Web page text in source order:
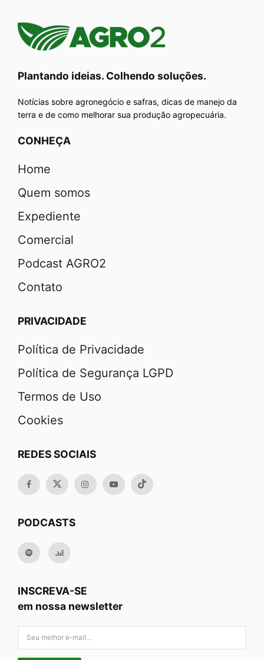
Plantando ideias. Colhendo soluções.
Notícias sobre agronegócio e safras, dicas de manejo da
terra e de como melhorar sua produção agropecuária.
CONHEÇA
Home
Quem somos
Expediente
Comercial
Podcast AGRO2
Contato
PRIVACIDADE
Política de Privacidade
Política de Segurança LGPD
Termos de Uso
Cookies
REDES SOCIAIS
PODCASTS
INSCREVA-SE
em nossa newsletter